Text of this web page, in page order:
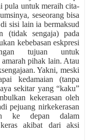
pula untuk meraih cita-
seseorang bisa
sisi lain ia bermaksud
(tidak sengaja) pada
kebebasan eskpresi
tujuan untuk
pihak lain. Atau
Yakni, meski
kedamaian (tanpa
sekitar yang “kaku”
kekerasan oleh
pejuang nirkekerasan
ke depan dalam
akibat dari aksi